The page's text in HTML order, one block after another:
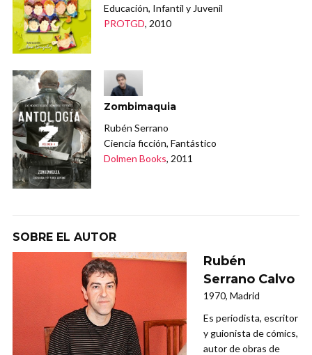
Educación, Infantil y Juvenil
PROTGD, 2010
Zombimaquia
Rubén Serrano
Ciencia ficción, Fantástico
Dolmen Books, 2011
SOBRE EL AUTOR
Rubén
Serrano Calvo
1970, Madrid
Es periodista, escritor
y guionista de cómics,
autor de obras de